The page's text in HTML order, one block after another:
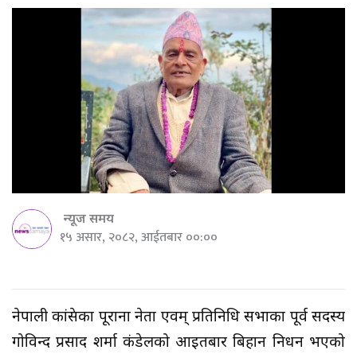
न्यूज समय
१५ असार, २०८२, आईतबार ००:००
नेपाली कांग्रेसका पूराना नेता एवम् प्रतिनिधि सभाका पूर्व सदस्य
गोविन्द प्रसाद शर्मा कंडेलको आइतबार बिहान निधन भएको